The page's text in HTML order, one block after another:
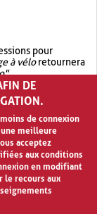
pour
à véloretournera
.
.garage OR vélo
à vélo
DE
de connexion
meilleure
acceptez
aux conditions
en modifiant
le recours aux